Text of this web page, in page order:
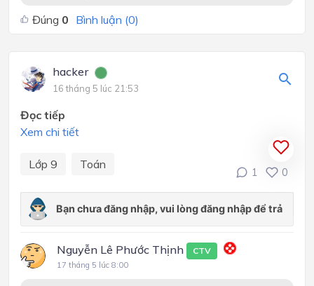
Đúng 0 Bình luận (0)
hacker
16 tháng 5 lúc 21:53
Đọc tiếp
Xem chi tiết
Lớp 9 Toán
1 0
Nguyễn Lê Phước Thịnh CTV
17 tháng 5 lúc 8:00